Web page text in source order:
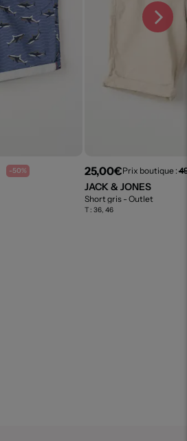
-50% 25,00€Prix boutique :
JACK & JONES
Short gris - Outlet
T : 36, 46